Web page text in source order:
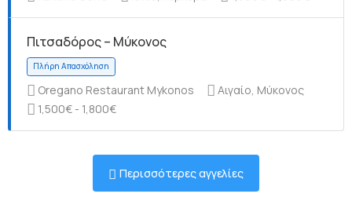
Πλήρη Απασχόληση
Πιτσαδόρος – Μύκονος
Oregano Restaurant Mykonos
Αιγαίο, Μύκονος
1,500€ - 1,800€
Περισσότερες αγγελίες